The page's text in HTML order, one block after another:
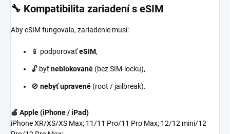
🔧 Kompatibilita zariadení s eSIM
Aby eSIM fungovala, zariadenie musí:
📱 podporovaťeSIM,
🔓 byťneblokované (bez SIM-locku),
🚫 nebyť upravené (root / jailbreak).
🍏 Apple (iPhone / iPad)
iPhone XR/XS/XS Max; 11/11 Pro/11 Pro Max; 12/12 mini/12